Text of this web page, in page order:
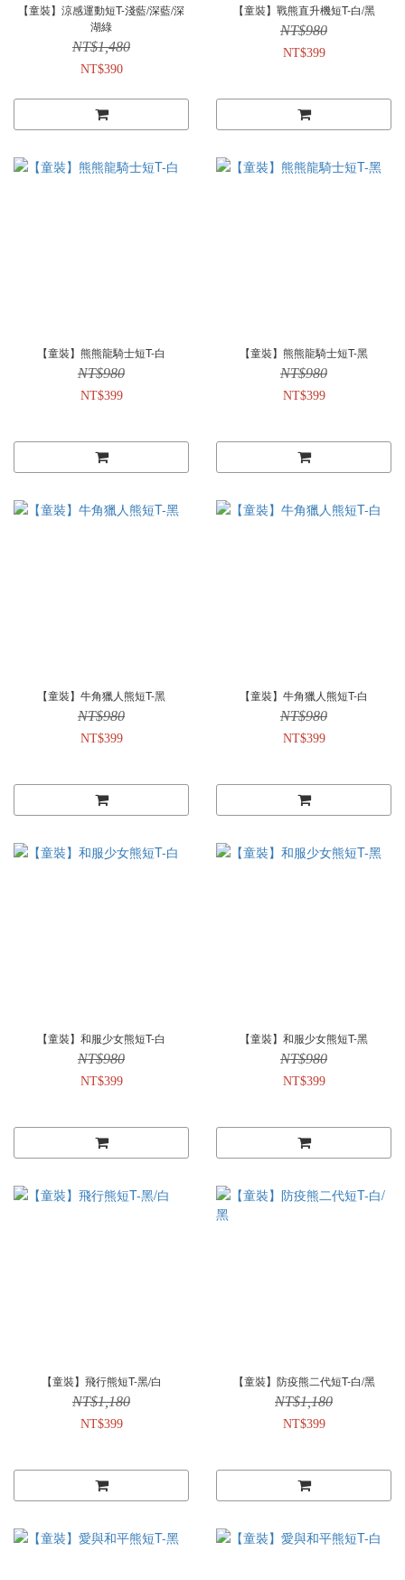
【童裝】涼感運動短T-淺藍/深藍/深
湖綠
NT$1,480
NT$390
【童裝】戰熊直升機短T-白/黑
NT$980
NT$399
【童裝】熊熊龍騎士短T-白
NT$980
NT$399
【童裝】熊熊龍騎士短T-黑
NT$980
NT$399
【童裝】牛角獵人熊短T-黑
NT$980
NT$399
【童裝】牛角獵人熊短T-白
NT$980
NT$399
【童裝】和服少女熊短T-白
NT$980
NT$399
【童裝】和服少女熊短T-黑
NT$980
NT$399
【童裝】飛行熊短T-黑/白
NT$1,180
NT$399
【童裝】防疫熊二代短T-白/黑
NT$1,180
NT$399